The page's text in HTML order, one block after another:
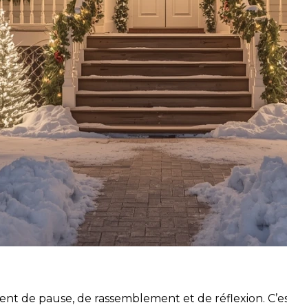
de pause, de rassemblement et de réflexion.